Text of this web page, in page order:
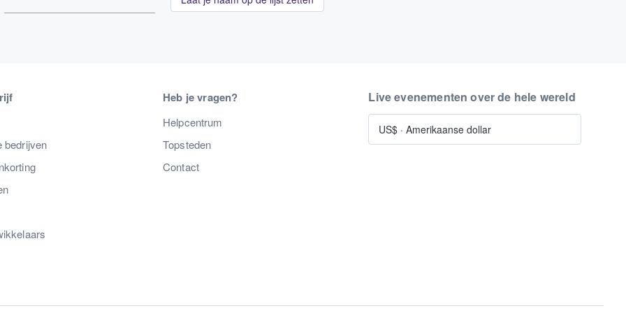
bedrijven
Heb je vragen?
Helpcentrum
Topsteden
Contact
Live evenementen over de hele wereld
US$ ·Amerikaanse dollar